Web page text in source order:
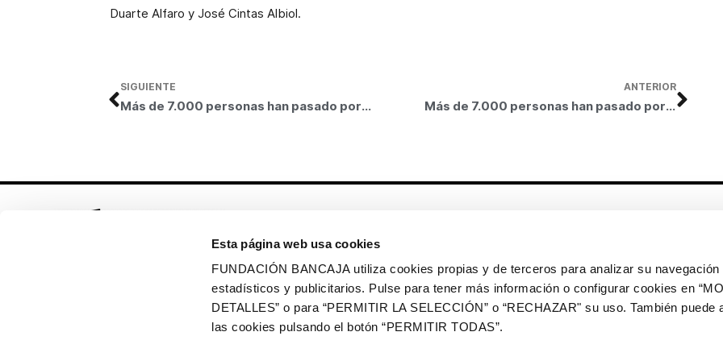
Esta página web usa cookies
FUNDACIÓN BANCAJA utiliza cookies propias y de terceros para analizar su navegación
estadísticos y publicitarios. Pulse para tener más información o configurar cookies en
DETALLES” o para “PERMITIR LA SELECCIÓN” o “RECHAZAR" su uso. También puede
las cookies pulsando el botón “PERMITIR TODAS”.
Duarte Alfaro y José Cintas Albiol.
ANTERIOR
Más de 7.000 personas han pasado por los talleres didácticos de la exposición Julian Opie
SIGUIENTE
Más de 7.000 personas han pasado por los talleres didácticos de la exposición Julian Opie
Colección de arte
Solicitud de imágenes de la
colección de arte
Publicaciones